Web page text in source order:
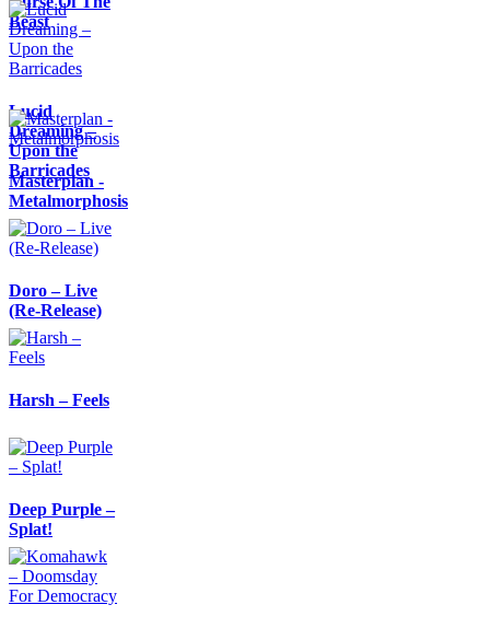
Beast
Lucid
Dreaming –
Upon the
Barricades
Masterplan -
Metalmorphosis
Doro – Live
(Re-Release)
Harsh – Feels
Deep Purple –
Splat!